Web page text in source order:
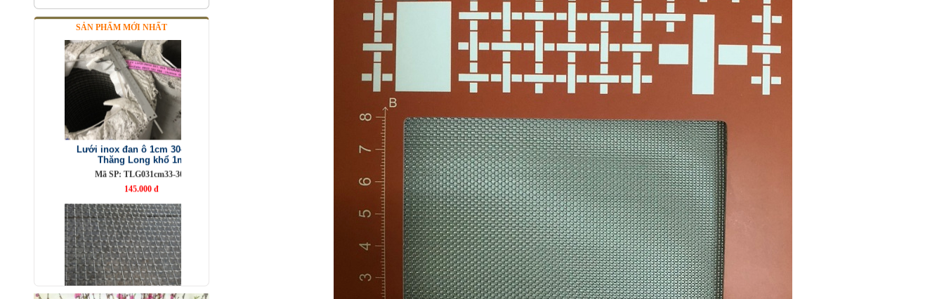
SẢN PHẨM MỚI NHẤT
Lưới inox đan ô 1cm 304 TLG
Thăng Long khổ 1m
Mã SP: TLG031cm33-304
145.000 đ